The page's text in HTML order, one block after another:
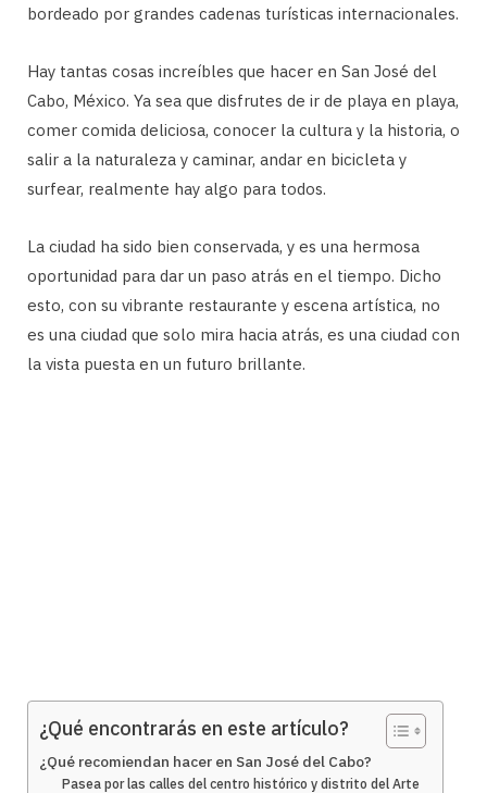
bordeado por grandes cadenas turísticas internacionales.
Hay tantas cosas increíbles que hacer en San José del
Cabo, México. Ya sea que disfrutes de ir de playa en playa,
comer comida deliciosa, conocer la cultura y la historia, o
salir a la naturaleza y caminar, andar en bicicleta y
surfear, realmente hay algo para todos.
La ciudad ha sido bien conservada, y es una hermosa
oportunidad para dar un paso atrás en el tiempo. Dicho
esto, con su vibrante restaurante y escena artística, no
es una ciudad que solo mira hacia atrás, es una ciudad con
la vista puesta en un futuro brillante.
¿Qué encontrarás en este artículo?
¿Qué recomiendan hacer en San José del Cabo?
Pasea por las calles del centro histórico y distrito del Arte